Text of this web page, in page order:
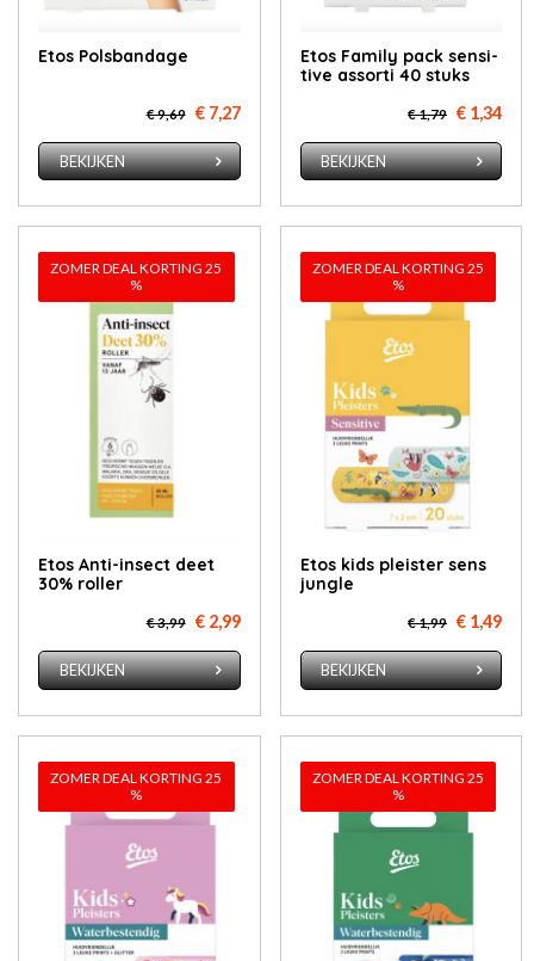
Etos Pols­ban­da­ge
€ 9,69 € 7,27
BEKIJKEN
Etos Fa­mi­ly pack sen­si­
ti­ve as­sor­ti 40 stuks
€ 1,79 € 1,34
BEKIJKEN
ZOMER DEAL KORTING 25
%
Etos An­ti-in­sect deet
30% rol­ler
€ 3,99 € 2,99
BEKIJKEN
ZOMER DEAL KORTING 25
%
Etos kids pleister sens
jungle
€ 1,99 € 1,49
BEKIJKEN
ZOMER DEAL KORTING 25
%
ZOMER DEAL KORTING 25
%